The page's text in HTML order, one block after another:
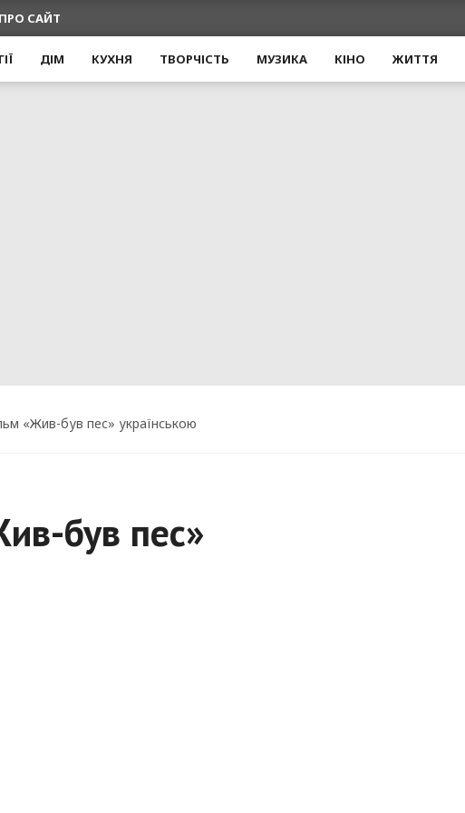
ПРО САЙТ
ДІМ КУХНЯ ТВОРЧІСТЬ МУЗИКА КІНО ЖИТТЯ
«Жив-був пес» українською
був пес»